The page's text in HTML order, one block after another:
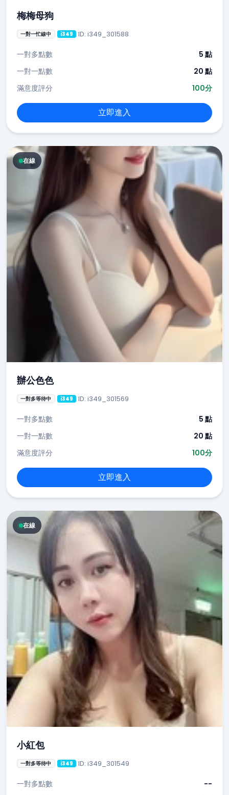
梅梅母狗
一對一忙線中 i349 ID: i349_301588
一對多點數
5 點
一對一點數
20 點
滿意度評分
100分
立即進入
在線
辦公色色
一對多等待中 i349 ID: i349_301569
一對多點數
5 點
一對一點數
20 點
滿意度評分
100分
立即進入
在線
小紅包
一對多等待中 i349 ID: i349_301549
一對多點數
--